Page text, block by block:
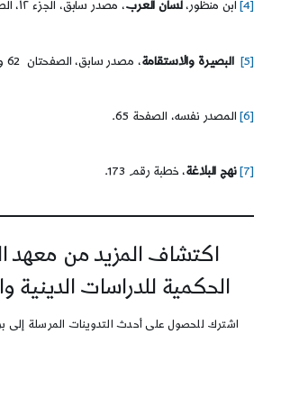
[4] ابن منظور،لسان العرب، مصدر سابق، الجزء ١٢، الصفحة ٤٩٨.
[5] البصيرة والاستقامة، مصدر سابق، الصفحتان 62 و63.
[6] المصدر نفسه، الصفحة 65.
[7] نهج البلاغة، خطبة رقم 173.
اكتشاف المزيد من معهد
الحكمية للدراسات الدينية
اشترك للحصول على أحدث التدوينات المرسلة إلى